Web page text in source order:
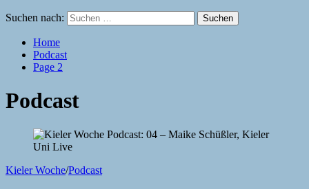
Suchen nach:
Home
Podcast
Page 2
Podcast
Kieler Woche/Podcast